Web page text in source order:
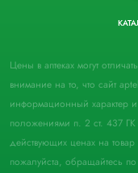
Цены в аптеках могут
внимание на то, что сайт
информационный характер
положениями п. 2 ст. 437
действующих ценах на товар
пожалуйста, обращайтесь